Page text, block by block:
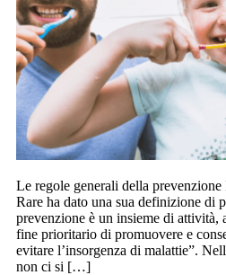
Le regole generali della
Rare ha dato una sua definizione di
prevenzione è un insieme di
fine prioritario di promuovere e
evitare l’insorgenza di malattie”.
non ci si […]